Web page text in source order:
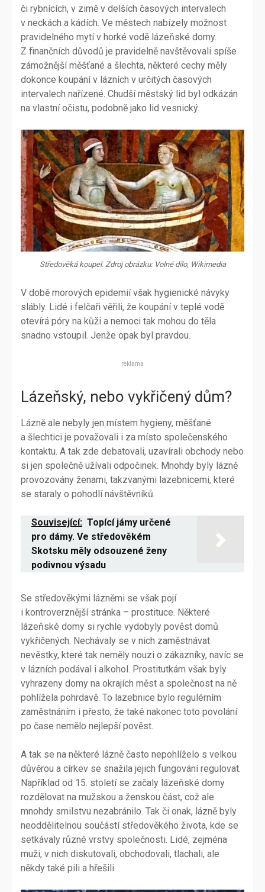
či rybnících, v zimě v delších časových intervalech
v neckách a kádích. Ve městech nabízely možnost
pravidelného mytí v horké vodě lázeňské domy.
Z finančních důvodů je pravidelně navštěvovali spíše
zámožnější měšťané a šlechta, některé cechy měly
dokonce koupání v lázních v určitých časových
intervalech nařízené. Chudší městský lid byl odkázán
na vlastní očistu, podobně jako lid vesnický.
Středověká koupel. Zdroj obrázku: Volné dílo, Wikimedia
V době morových epidemií však hygienické návyky
slábly. Lidé i felčaři věřili, že koupání v teplé vodě
otevírá póry na kůži a nemoci tak mohou do těla
snadno vstoupil. Jenže opak byl pravdou.
reklama
Lázeňský, nebo vykřičený dům?
Lázně ale nebyly jen místem hygieny, měšťané
a šlechtici je považovali i za místo společenského
kontaktu. A tak zde debatovali, uzavírali obchody nebo
si jen společně užívali odpočinek. Mnohdy byly lázně
provozovány ženami, takzvanými lazebnicemi, které
se staraly o pohodlí návštěvníků.
Související: Topící jámy určené
pro dámy. Ve středověkém
Skotsku měly odsouzené ženy
podivnou výsadu
Se středověkými lázněmi se však pojí
i kontroverznější stránka – prostituce. Některé
lázeňské domy si rychle vydobyly pověst domů
vykřičených. Nechávaly se v nich zaměstnávat
nevěstky, které tak neměly nouzi o zákazníky, navíc se
v lázních podával i alkohol. Prostitutkám však byly
vyhrazeny domy na okrajích měst a společnost na ně
pohlížela pohrdavě. To lazebnice bylo regulérním
zaměstnáním i přesto, že také nakonec toto povolání
po čase nemělo nejlepší pověst.
A tak se na některé lázně často nepohlíželo s velkou
důvěrou a církev se snažila jejich fungování regulovat.
Například od 15. století se začaly lázeňské domy
rozdělovat na mužskou a ženskou část, což ale
mnohdy smilstvu nezabránilo. Tak či onak, lázně byly
neoddělitelnou součástí středověkého života, kde se
setkávaly různé vrstvy společnosti. Lidé, zejména
muži, v nich diskutovali, obchodovali, tlachali, ale
někdy také pili a hřešili.